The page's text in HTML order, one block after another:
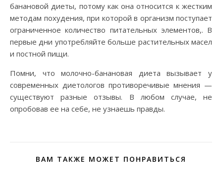
банановой диеты, потому как она относится к жестким
методам похудения, при которой в организм поступает
ограниченное количество питательных элементов,. В
первые дни употребляйте больше растительных масел
и постной пищи.
Помни, что молочно-банановая диета вызывает у
современных диетологов противоречивые мнения —
существуют разные отзывы. В любом случае, не
опробовав ее на себе, не узнаешь правды.
ВАМ ТАКЖЕ МОЖЕТ ПОНРАВИТЬСЯ